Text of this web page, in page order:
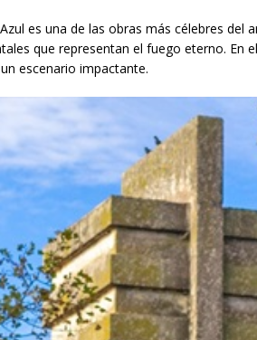
es una de las obras más célebres
que representan el fuego eterno. En
escenario impactante.